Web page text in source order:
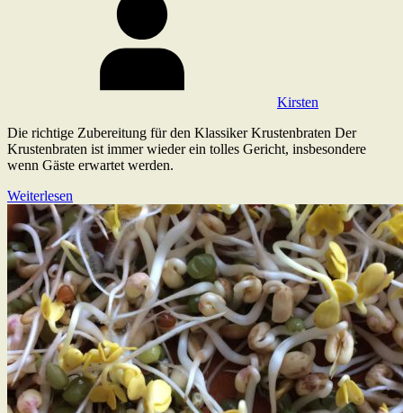
Kirsten
Die richtige Zubereitung für den Klassiker Krustenbraten Der
Krustenbraten ist immer wieder ein tolles Gericht, insbesondere
wenn Gäste erwartet werden.
Weiterlesen